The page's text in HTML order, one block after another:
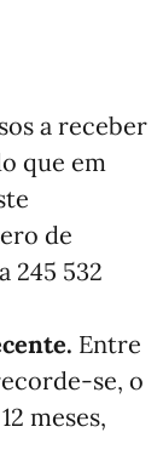
a receber
que em
de
245 532
Entre
se, o
meses,